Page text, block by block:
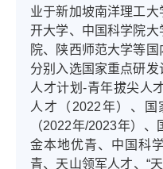
业于新加坡南洋理工
开大学、中国科学院
院、陕西师范大学等
分别入选国家重点研
人才计划-青年拔尖人
人才（2022年）、
（2022年/2023年）
金本地优青、中国科
青、天山领军人才、“